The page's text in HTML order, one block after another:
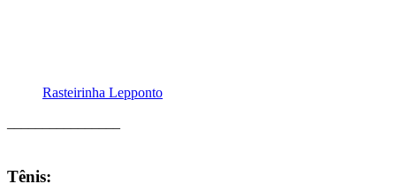
Rasteirinha Lepponto
Tênis: